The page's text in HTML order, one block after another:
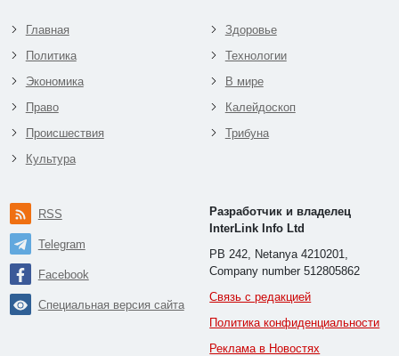
Главная
Политика
Экономика
Право
Происшествия
Культура
Здоровье
Технологии
В мире
Калейдоскоп
Трибуна
RSS
Telegram
Facebook
Специальная версия сайта
Разработчик и владелец
InterLink Info Ltd
PB 242, Netanya 4210201,
Company number 512805862
Связь с редакцией
Политика конфиденциальности
Реклама в Новостях